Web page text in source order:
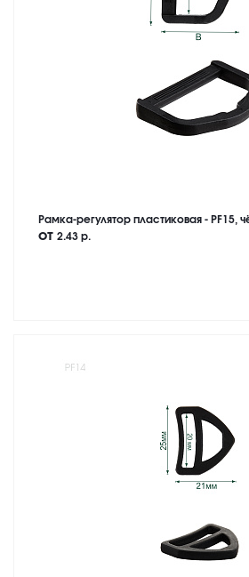
Рамка-регулятор пластиковая - PF15,
от 2.43 р.